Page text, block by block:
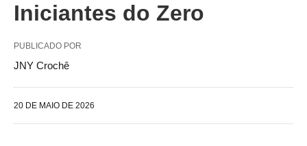
Iniciantes do Zero
PUBLICADO POR
JNY Crochê
20 DE MAIO DE 2026